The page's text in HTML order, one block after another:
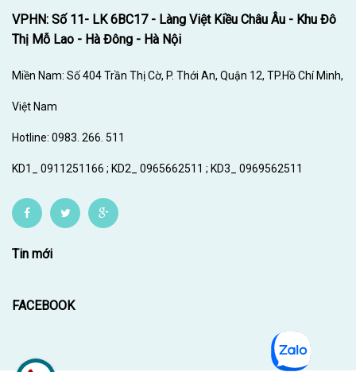
VPHN: Số 11- LK 6BC17 - Làng Việt Kiều Châu Âu - Khu Đô
Thị Mỗ Lao - Hà Đông - Hà Nội
Miền Nam: Số 404 Trần Thị Cờ, P. Thới An, Quận 12, TP.Hồ Chí Minh,
Việt Nam
Hotline: 0983. 266. 511
KD1_ 0911251166 ; KD2_ 0965662511 ; KD3_ 0969562511
Tin mới
FACEBOOK